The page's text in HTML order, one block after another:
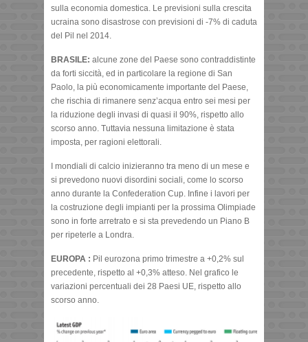
sulla economia domestica. Le previsioni sulla crescita
ucraina sono disastrose con previsioni di -7% di caduta
del Pil nel 2014.
BRASILE: alcune zone del Paese sono contraddistinte
da forti siccità, ed in particolare la regione di San
Paolo, la più economicamente importante del Paese,
che rischia di rimanere senz’acqua entro sei mesi per
la riduzione degli invasi di quasi il 90%, rispetto allo
scorso anno. Tuttavia nessuna limitazione è stata
imposta, per ragioni elettorali.
I mondiali di calcio inizieranno tra meno di un mese e
si prevedono nuovi disordini sociali, come lo scorso
anno durante la Confederation Cup. Infine i lavori per
la costruzione degli impianti per la prossima Olimpiade
sono in forte arretrato e si sta prevedendo un Piano B
per ripeterle a Londra.
EUROPA : Pil eurozona primo trimestre a +0,2% sul
precedente, rispetto al +0,3% atteso. Nel grafico le
variazioni percentuali dei 28 Paesi UE, rispetto allo
scorso anno.